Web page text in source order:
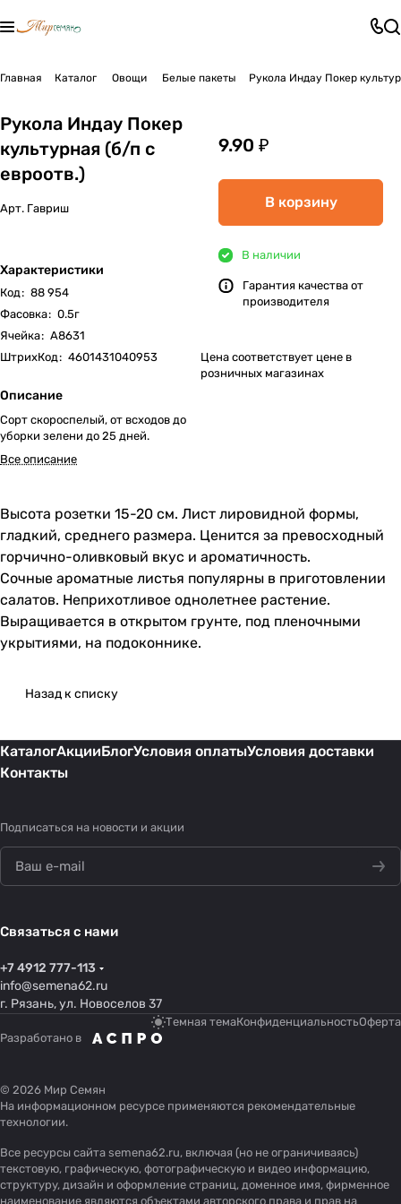
Главная Каталог Овощи Белые пакеты Рукола Индау Покер
Рукола Индау Покер
культурная (б/п с
евроотв.)
Арт. Гавриш
Характеристики
Код: 88 954
Фасовка: 0.5г
Ячейка: А8631
ШтрихКод: 4601431040953
Описание
Сорт скороспелый, от всходов до
уборки зелени до 25 дней.
Все описание
9.90 ₽
В корзину
В наличии
Гарантия качества от
производителя
Цена соответствует цене в
розничных магазинах
Высота розетки 15-20 см. Лист лировидной формы,
гладкий, среднего размера. Ценится за превосходный
горчично-оливковый вкус и ароматичность.
Сочные ароматные листья популярны в приготовлении
салатов. Неприхотливое однолетнее растение.
Выращивается в открытом грунте, под пленочными
укрытиями, на подоконнике.
Назад к списку
КаталогАкцииБлогУсловия оплатыУсловия доставки
Контакты
Подписаться на новости и акции
Связаться с нами
+7 4912 777-113
info@semena62.ru
г. Рязань, ул. Новоселов 37
Темная темаКонфиденциальностьОферта
Разработано в
© 2026 Мир Семян
На информационном ресурсе применяются рекомендательные
технологии.
Все ресурсы сайта semena62.ru, включая (но не ограничиваясь)
текстовую, графическую, фотографическую и видео информацию,
структуру, дизайн и оформление страниц, доменное имя, фирменное
наименование являются объектами авторского права и прав на